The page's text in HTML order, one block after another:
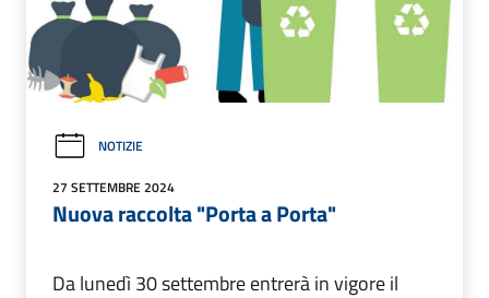
NOTIZIE
27 SETTEMBRE 2024
Nuova raccolta "Porta a Porta"
Da lunedì 30 settembre entrerà in vigore il